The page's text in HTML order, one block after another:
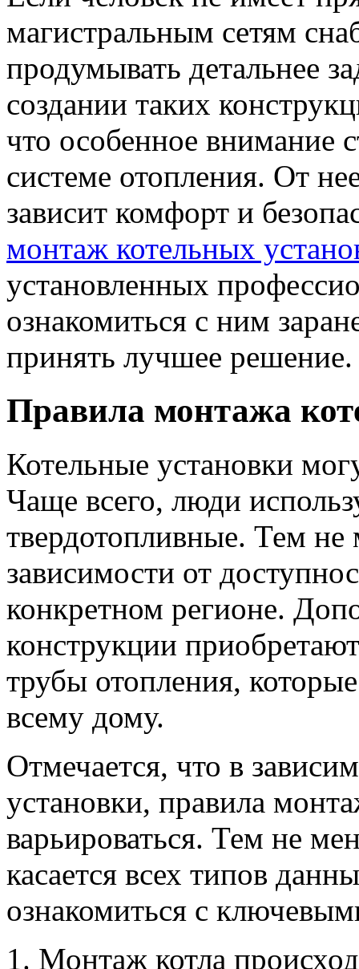
магистральным сетям
продумывать детальнее
создании таких
что особенное внимание
системе отопления. От
зависит комфорт и
монтаж котельных
установленных
ознакомиться с ним
принять лучшее решение.
Правила монтажа
Котельные установки
Чаще всего, люди
твердотопливные. Тем не
зависимости от
конкретном регионе.
конструкции
трубы отопления,
всему дому.
Отмечается, что в
установки, правила
варьироваться. Тем не
касается всех типов
ознакомиться с
Монтаж котла